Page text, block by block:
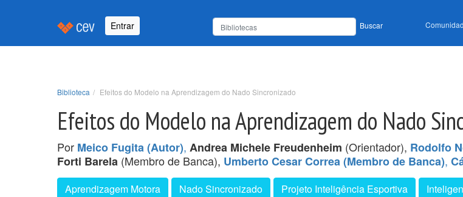
Entrar Buscar
Biblioteca Efeitos do Modelo na Aprendizagem do Nado Sincronizado
Efeitos do Modelo na Aprendizagem do Nado
Por Meico Fugita (Autor), Andrea Michele Freudenheim (Orientador), Rodolfo
Forti Barela (Membro de Banca), Umberto Cesar Correa (Membro de Banca),
Aprendizagem Motora Nado Sincronizado Projeto Inteligência Esportiva